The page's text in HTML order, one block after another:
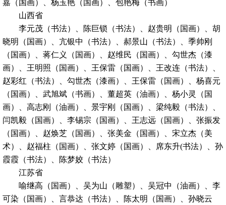
嘉（国画）、杨玉艳（国画）、包艳梅（书画）
山西省
李元茂（书法）、陈巨锁（书法）、赵贵明（国画）、胡
晓明（国画）、亢银中（书法）、郝景山（书法）、季帅刚
（国画）、蒋仁义（国画）、赵维民（国画）、勾世杰（漆
画）、王明照（国画）、王保雷（国画）、王改连（书法）、
赵彩红（书法）、勾世杰（漆画）、王保雷（国画）、杨喜元
（国画）、武旭斌（书画）、董超英（油画）、杨小灵（国
画）、高志刚（油画）、景宇刚（国画）、梁纯毅（书法）、
闫凯毅（国画）、李锡宗（国画）、王志远（国画）、张振发
（国画）、赵焕芝（国画）、张美金（国画）、宋立杰（美
术）、赵福柱（国画）、张文婷（国画）、席东升(书法）、孙
霞霞（书法）、陈梦姣（书法）
江苏省
喻继高（国画）、吴为山（雕塑）、吴冠中（油画）、李
可染（国画）、言恭达（书法）、陈太明（国画）、孙晓云